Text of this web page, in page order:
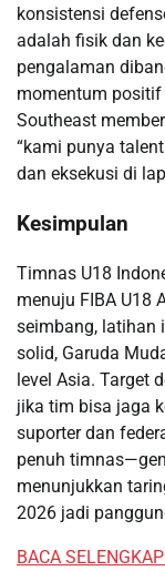
konsistensi
adalah fisik dan
pengalaman
momentum positif
Southeast
“kami punya
dan eksekusi di
Kesimpulan
Timnas U18
menuju FIBA U18
seimbang, latihan
solid, Garuda
level Asia. Target
jika tim bisa jaga
suporter dan
penuh
menunjukkan
2026 jadi
BACA